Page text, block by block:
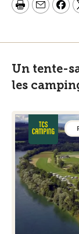
Un tente-
les